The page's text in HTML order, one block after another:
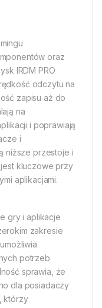
oraz
IRDM PRO
odczytu na
zapisu aż do
na
i poprawiają
i
niższe przestoje i
kluczowe przy
aplikacjami.
gry i aplikacje
zakresie
potrzeb
sprawia, że
dla posiadaczy
którzy